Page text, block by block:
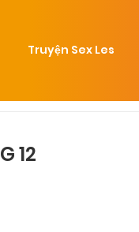
Truyện Sex Les
12